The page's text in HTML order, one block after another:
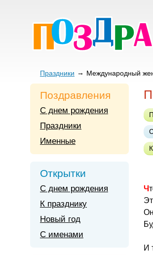
Праздники Международный
И
Поздравления
С днем рождения
Праздники
Именные
Открытки
С днем рождения
К празднику
Новый год
С именами